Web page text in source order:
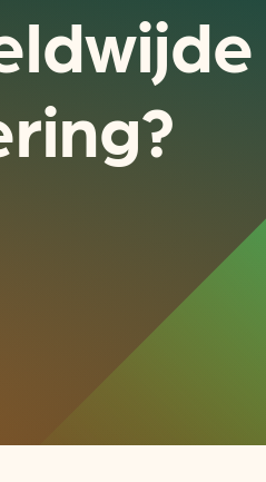
CO2-voetafdruk
MKB energie
Terugverdien­tijden
Voorkomen van